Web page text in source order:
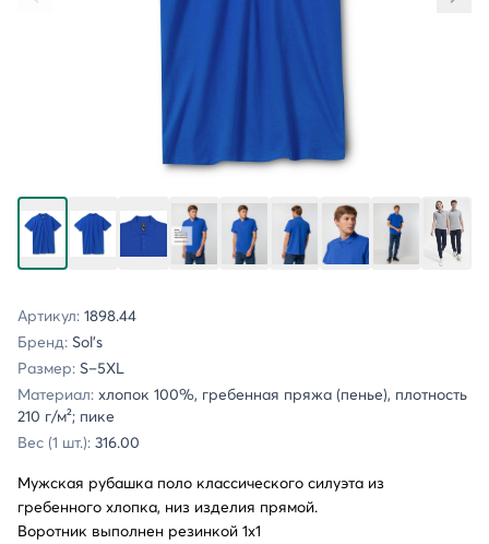
Артикул: 1898.44
Бренд: Sol's
Размер: S–5XL
Материал: хлопок 100%, гребенная пряжа (пенье), плотность
210 г/м²; пике
Вес (1 шт.): 316.00
Мужская рубашка поло классического силуэта из
гребенного хлопка, низ изделия прямой.
Воротник выполнен резинкой 1x1